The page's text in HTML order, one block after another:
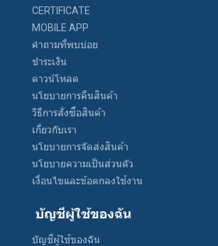
CERTIFICATE
MOBILE APP
คำถามที่พบบ่อย
ชำระเงิน
ดาวน์โหลด
นโยบายการคืนสินค้า
วิธีการสั่งซื้อสินค้า
เกี่ยวกับเรา
นโยบายการจัดส่งสินค้า
นโยบายความเป็นส่วนตัว
เงื่อนไขและข้อตกลงใช้งาน
บัญชีผู้ใช้ของฉัน
บัญชีผู้ใช้ของฉัน